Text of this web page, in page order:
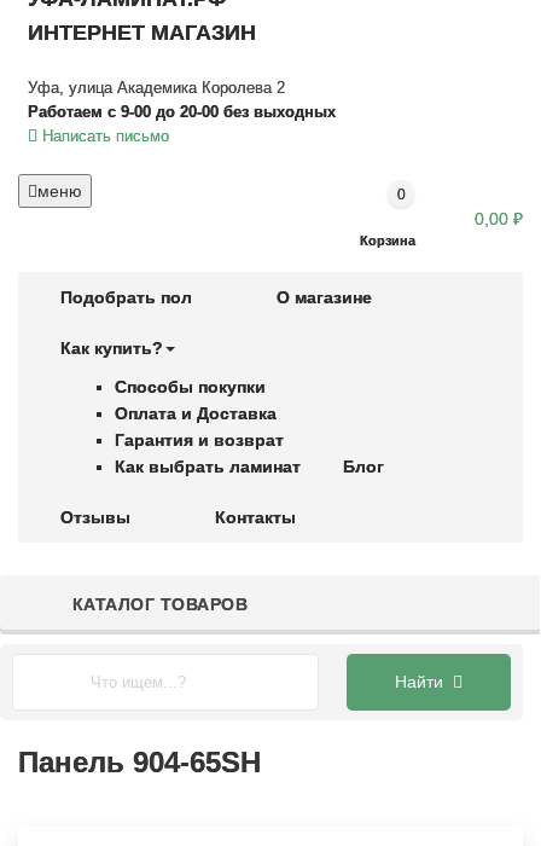
ИНТЕРНЕТ МАГАЗИН
Уфа, улица Академика Королева 2
Работаем с 9-00 до 20-00 без выходных
Написать письмо
меню
Корзина
0
0,00 ₽
Подобрать пол О магазине
Как купить?
Способы покупки
Оплата и Доставка
Гарантия и возврат
Как выбрать ламинат
Блог
Отзывы Контакты
КАТАЛОГ ТОВАРОВ
Найти
Каталог СТЕНОВЫЕ ПАНЕЛИ
ДЕКОР-ДИЗАЙН
Панель 904-65SH